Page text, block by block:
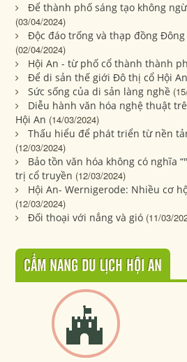
Để thành phố sáng tạo không
(03/04/2024)
Độc đáo trống và thạp đồng Đông
(02/04/2024)
Hội An - từ phố cổ thành thành
Để di sản thế giới Đô thị cổ Hội
Sức sống của di sản làng nghề
Diễu hành văn hóa nghệ thuật
Hội An (14/03/2024)
Thấu hiểu để phát triển từ nền
(12/03/2024)
Bảo tồn văn hóa không có nghĩa
trị cổ truyền (12/03/2024)
Hội An- Wernigerode: Nhiều cơ
(12/03/2024)
Đối thoại với nắng và gió (11/03/
CẨM NANG DU LỊCH HỘI AN